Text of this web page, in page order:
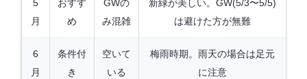
5
月
おすす
め
GWの
み混雑
新緑が美しい。GW(5/3〜5/5)
は避けた方が無難
6
月
条件付
き
空いて
いる
梅雨時期。雨天の場合は足元
に注意